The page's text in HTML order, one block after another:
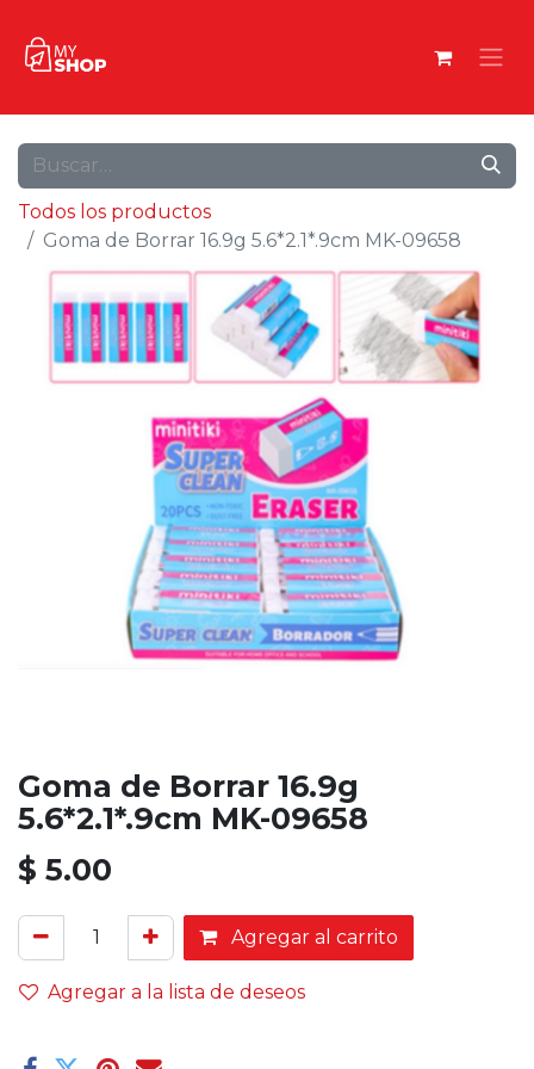
Todos los productos
Goma de Borrar 16.9g 5.6*2.1*.9cm MK-09658
Goma de Borrar 16.9g
5.6*2.1*.9cm MK-09658
$ 5.00
Agregar al carrito
Agregar a la lista de deseos